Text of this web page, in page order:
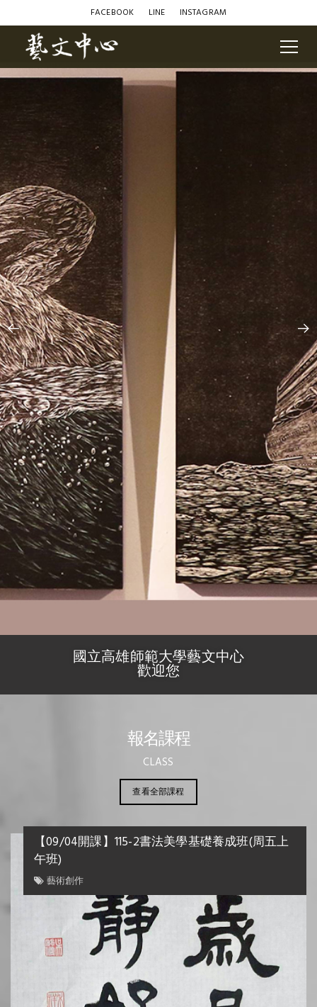
FACEBOOK LINE INSTAGRAM
國立高雄師範大學藝文中心
歡迎您
報名課程
CLASS
查看全部課程
【09/04開課】115-2書法美學基礎養成班(周五上
午班)
藝術創作